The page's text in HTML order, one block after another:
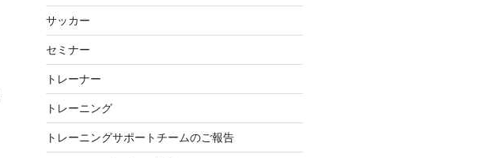
サッカー
セミナー
トレーナー
トレーニング
トレーニングサポートチームのご報告